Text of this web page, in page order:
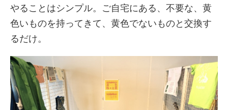
やることはシンプル。ご自宅にある、不要な、黄
色いものを持ってきて、黄色でないものと交換す
るだけ。